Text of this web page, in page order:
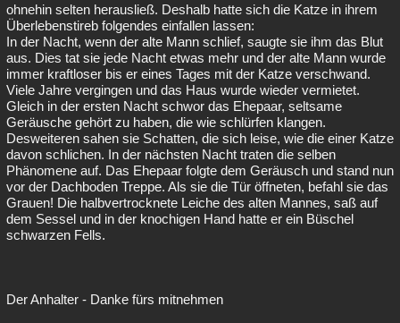
ohnehin selten herausließ. Deshalb hatte sich die Katze in ihrem
Überlebenstireb folgendes einfallen lassen:
In der Nacht, wenn der alte Mann schlief, saugte sie ihm das Blut
aus. Dies tat sie jede Nacht etwas mehr und der alte Mann wurde
immer kraftloser bis er eines Tages mit der Katze verschwand.
Viele Jahre vergingen und das Haus wurde wieder vermietet.
Gleich in der ersten Nacht schwor das Ehepaar, seltsame
Geräusche gehört zu haben, die wie schlürfen klangen.
Desweiteren sahen sie Schatten, die sich leise, wie die einer Katze
davon schlichen. In der nächsten Nacht traten die selben
Phänomene auf. Das Ehepaar folgte dem Geräusch und stand nun
vor der Dachboden Treppe. Als sie die Tür öffneten, befahl sie das
Grauen! Die halbvertrocknete Leiche des alten Mannes, saß auf
dem Sessel und in der knochigen Hand hatte er ein Büschel
schwarzen Fells.
Der Anhalter - Danke fürs mitnehmen